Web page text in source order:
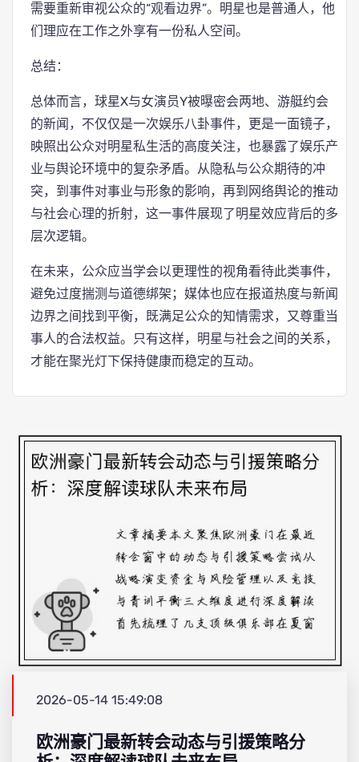
需要重新审视公众的“观看边界”。明星也是普通人，他
们理应在工作之外享有一份私人空间。
总结：
总体而言，球星X与女演员Y被曝密会两地、游艇约会
的新闻，不仅仅是一次娱乐八卦事件，更是一面镜子，
映照出公众对明星私生活的高度关注，也暴露了娱乐产
业与舆论环境中的复杂矛盾。从隐私与公众期待的冲
突，到事件对事业与形象的影响，再到网络舆论的推动
与社会心理的折射，这一事件展现了明星效应背后的多
层次逻辑。
在未来，公众应当学会以更理性的视角看待此类事件，
避免过度揣测与道德绑架；媒体也应在报道热度与新闻
边界之间找到平衡，既满足公众的知情需求，又尊重当
事人的合法权益。只有这样，明星与社会之间的关系，
才能在聚光灯下保持健康而稳定的互动。
2026-05-14 15:49:08
欧洲豪门最新转会动态与引援策略分